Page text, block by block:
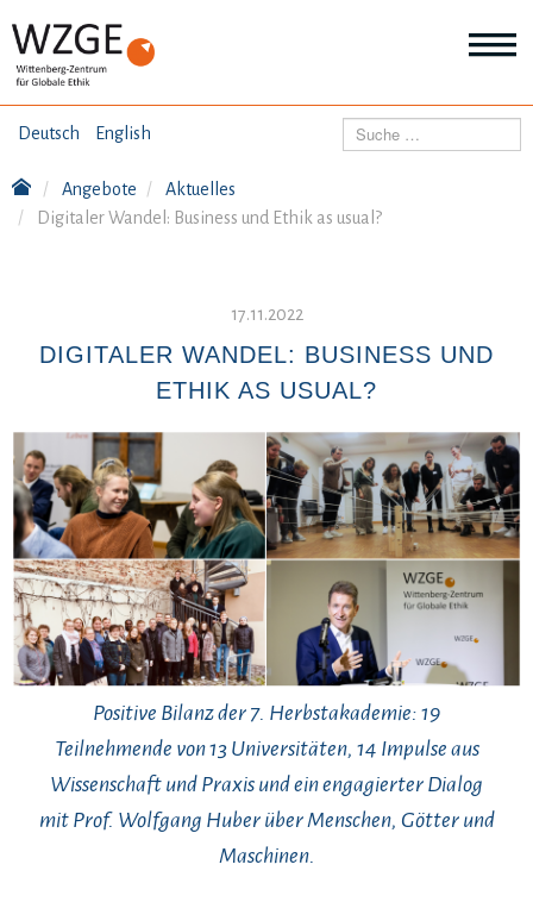
Deutsch English THEMEN
Suchen
Angebote
Aktuelles
Digitaler Wandel: Business und Ethik as usual?
17.11.2022
DIGITALER WANDEL: BUSINESS UND
ETHIK AS USUAL?
Positive Bilanz der 7. Herbstakademie: 19
Teilnehmende von 13 Universitäten, 14 Impulse aus
Wissenschaft und Praxis und ein engagierter Dialog
mit Prof. Wolfgang Huber über Menschen, Götter und
Maschinen.